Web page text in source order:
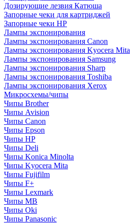
Дозирующие лезвия Катюша
Запорные чеки для картриджей
Запорные чеки HP
Лампы экспонирования
Лампы экспонирования Canon
Лампы экспонирования Kyocera Mita
Лампы экспонирования Samsung
Лампы экспонирования Sharp
Лампы экспонирования Toshiba
Лампы экспонирования Xerox
Микросхемы/чипы
Чипы Brother
Чипы Avision
Чипы Canon
Чипы Epson
Чипы HP
Чипы Deli
Чипы Konica Minolta
Чипы Kyocera Mita
Чипы Fujifilm
Чипы F+
Чипы Lexmark
Чипы MB
Чипы Oki
Чипы Panasonic